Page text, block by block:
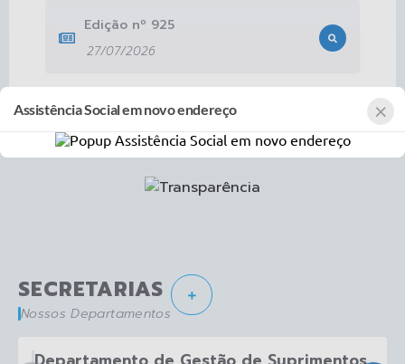
Edição nº 925
27/07/2026
SECRETARIAS
Nossos Departamentos
×
Assistência Social em novo endereço